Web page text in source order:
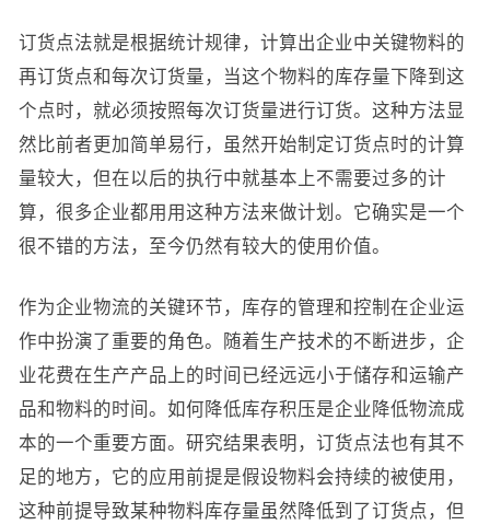
订货点法就是根据统计规律，计算出企业中关键物料的
再订货点和每次订货量，当这个物料的库存量下降到这
个点时，就必须按照每次订货量进行订货。这种方法显
然比前者更加简单易行，虽然开始制定订货点时的计算
量较大，但在以后的执行中就基本上不需要过多的计
算，很多企业都用用这种方法来做计划。它确实是一个
很不错的方法，至今仍然有较大的使用价值。
作为企业物流的关键环节，库存的管理和控制在企业运
作中扮演了重要的角色。随着生产技术的不断进步，企
业花费在生产产品上的时间已经远远小于储存和运输产
品和物料的时间。如何降低库存积压是企业降低物流成
本的一个重要方面。研究结果表明，订货点法也有其不
足的地方，它的应用前提是假设物料会持续的被使用，
这种前提导致某种物料库存量虽然降低到了订货点，但